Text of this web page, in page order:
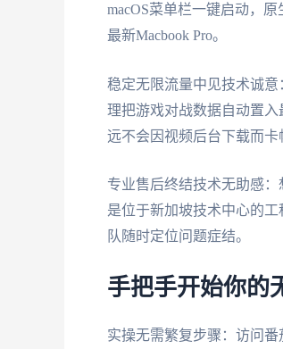
macOS菜单栏一键启动，
最新Macbook Pro。
稳定无限流量中见技术诚
理把游戏对战数据自动置
远不会因视频后台下载而卡
专业售后终结技术无助感
是位于新加坡技术中心的
队随时定位问题症结。
手把手开始你的
实操无需繁复步骤：访问